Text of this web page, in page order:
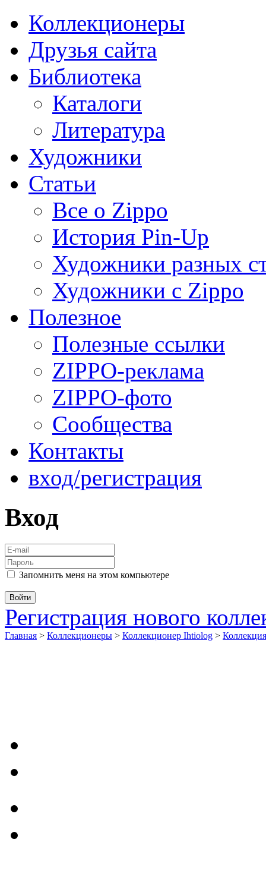
Коллекционеры
Друзья сайта
Библиотека
Каталоги
Литература
Художники
Статьи
Все о Zippo
История Pin-Up
Художники разных
Художники с Zippo
Полезное
Полезные ссылки
ZIPPO-реклама
ZIPPO-фото
Сообщества
Контакты
вход/регистрация
Вход
Запомнить меня на этом компьютере
Регистрация нового
Главная > Коллекционеры > Коллекционер Ihtiolog >